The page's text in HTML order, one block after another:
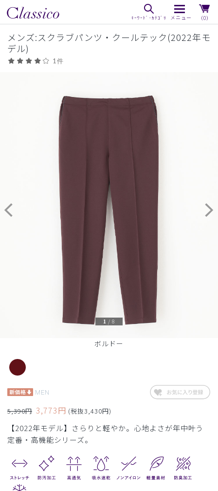
（0）
メンズ:スクラブパンツ・クールテック(2022年モ
デル)
1件
ボルドー
1 / 8
MEN
5,390円 3,773円 (税抜3,430円)
【2022年モデル】さらりと軽やか。心地よさが年中叶う
定番・高機能シリーズ。